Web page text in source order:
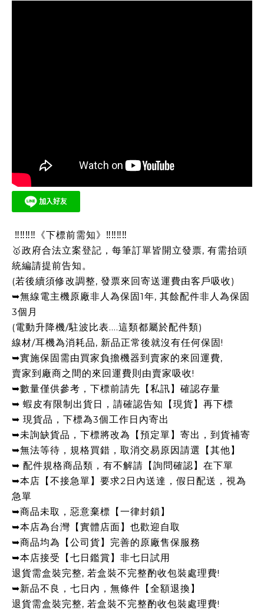
‼‼‼‼《下標前需知》‼‼‼‼
🥇政府合法立案登記，每筆訂單皆開立發票, 有需抬頭
統編請提前告知。
(若後續須修改調整, 發票來回寄送運費由客戶吸收)
➥無線電主機原廠非人為保固1年, 其餘配件非人為保固
3個月
(電動升降機/駐波比表....這類都屬於配件類)
線材/耳機為消耗品, 新品正常後就沒有任何保固!
➥實施保固需由買家負擔機器到賣家的來回運費,
賣家到廠商之間的來回運費則由賣家吸收!
➥數量僅供參考，下標前請先【私訊】確認存量
➥ 蝦皮有限制出貨日，請確認告知【現貨】再下標
➥ 現貨品，下標為3個工作日內寄出
➥未詢缺貨品，下標將改為【預定單】寄出，到貨補寄
➥無法等待，規格買錯，取消交易原因請選【其他】
➥ 配件規格商品類，有不解請【詢問確認】在下單
➥本店【不接急單】要求2日內送達，假日配送，視為
急單
➥商品未取，惡意棄標【一律封鎖】
➥本店為台灣【實體店面】也歡迎自取
➥商品均為【公司貨】完善的原廠售保服務
➥本店接受【七日鑑賞】非七日試用
退貨需盒裝完整, 若盒裝不完整酌收包裝處理費!
➥新品不良，七日內，無條件【全額退換】
退貨需盒裝完整, 若盒裝不完整酌收包裝處理費!